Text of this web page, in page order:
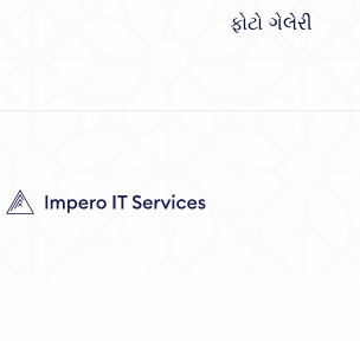
ફોટો ગેલેરી